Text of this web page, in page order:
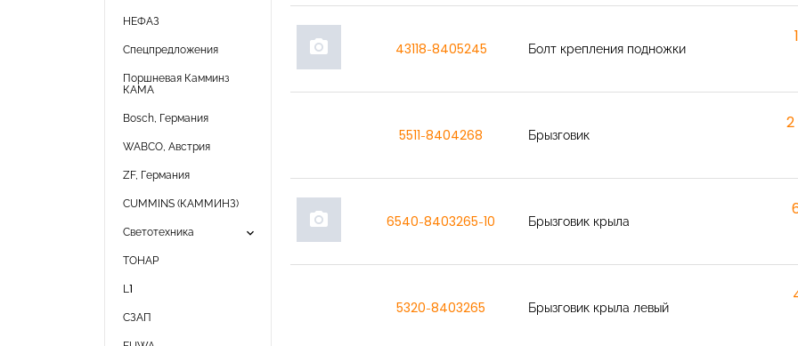
НЕФАЗ
Спецпредложения
Поршневая Камминз
КАМА
Bosch, Германия
WABCO, Австрия
ZF, Германия
CUMMINS (КАММИНЗ)
Светотехника keyboard_arrow_down
ТОНАР
L1
СЗАП
photo_camera 43118-8405245 Болт крепления подножки
5511-8404268 Брызговик
2
photo_camera 6540-8403265-10 Брызговик крыла
5320-8403265 Брызговик крыла левый